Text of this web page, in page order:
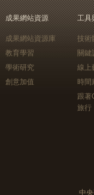
成果網站資源
成果網站資源庫
教育學習
學術研究
創意加值
工具
技術
關鍵
線上
時間
跟
旅行
中